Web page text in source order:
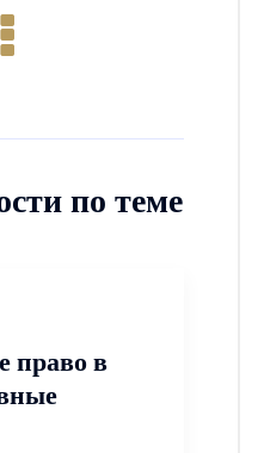
по теме
право в